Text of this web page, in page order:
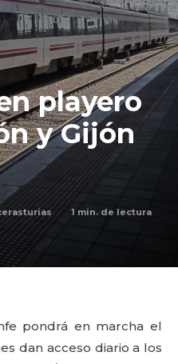
playero
y Gijón
1 min. de lectura
pondrá en marcha el
dan acceso diario a los